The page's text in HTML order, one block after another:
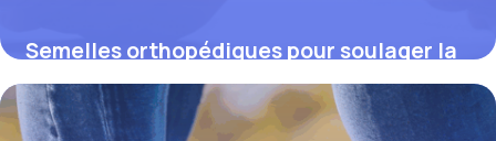
Semelles orthopédiques pour soulager la
douleur à la hanche : solutions efficaces
et bienfaits inattendus